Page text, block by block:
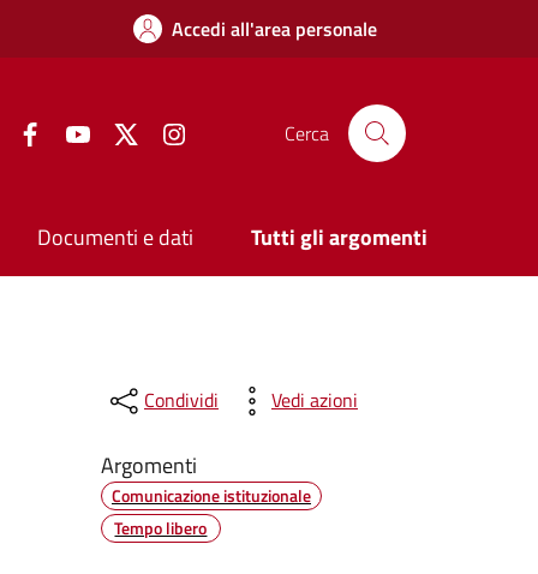
Accedi all'area personale
FacebookYouTube Twitter Cerca
Documenti e dati Tutti gli argomenti
Condividi Vedi azioni
Argomenti
Comunicazione istituzionale
Tempo libero